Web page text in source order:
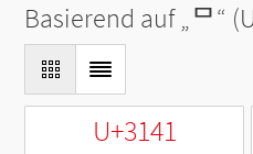
Basierend auf „ᄆ“
U+3141